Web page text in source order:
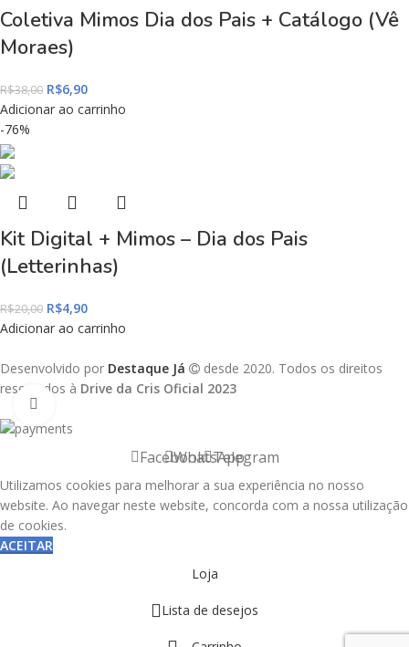
Coletiva Mimos Dia dos Pais + Catálogo (Vê
Moraes)
R$38,00 R$6,90
Adicionar ao carrinho
-76%
Kit Digital + Mimos – Dia dos Pais
(Letterinhas)
R$20,00 R$4,90
Adicionar ao carrinho
Desenvolvido por Destaque Já
desde 2020. Todos os direitos
reservados à Drive da Cris Oficial 2023
FacebookWhatsAppTelegram
Utilizamos cookies para melhorar a sua experiência no nosso
website. Ao navegar neste website, concorda com a nossa utilização
de cookies.
ACEITAR
Loja
Lista de desejos